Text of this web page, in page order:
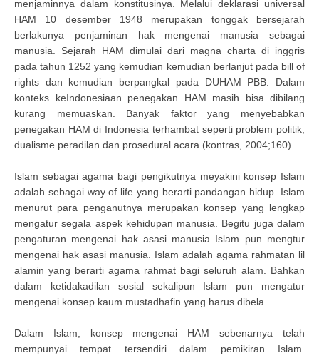
menjaminnya dalam konstitusinya. Melalui deklarasi universal
HAM 10 desember 1948 merupakan tonggak bersejarah
berlakunya penjaminan hak mengenai manusia sebagai
manusia. Sejarah HAM dimulai dari magna charta di inggris
pada tahun 1252 yang kemudian kemudian berlanjut pada bill of
rights dan kemudian berpangkal pada DUHAM PBB. Dalam
konteks keIndonesiaan penegakan HAM masih bisa dibilang
kurang memuaskan. Banyak faktor yang menyebabkan
penegakan HAM di Indonesia terhambat seperti problem politik,
dualisme peradilan dan prosedural acara (kontras, 2004;160).
Islam sebagai agama bagi pengikutnya meyakini konsep Islam
adalah sebagai way of life yang berarti pandangan hidup. Islam
menurut para penganutnya merupakan konsep yang lengkap
mengatur segala aspek kehidupan manusia. Begitu juga dalam
pengaturan mengenai hak asasi manusia Islam pun mengtur
mengenai hak asasi manusia. Islam adalah agama rahmatan lil
alamin yang berarti agama rahmat bagi seluruh alam. Bahkan
dalam ketidakadilan sosial sekalipun Islam pun mengatur
mengenai konsep kaum mustadhafin yang harus dibela.
Dalam Islam, konsep mengenai HAM sebenarnya telah
mempunyai tempat tersendiri dalam pemikiran Islam.